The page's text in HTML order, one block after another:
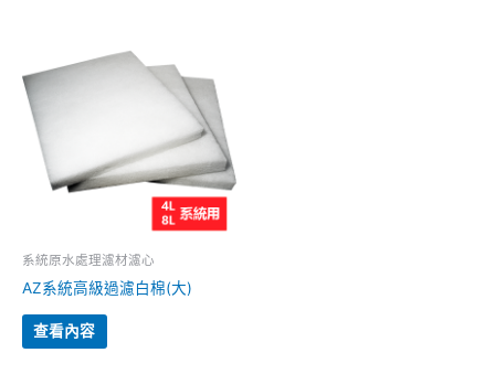
系統原水處理濾材濾心
AZ系統高級過濾白棉(大)
查看內容